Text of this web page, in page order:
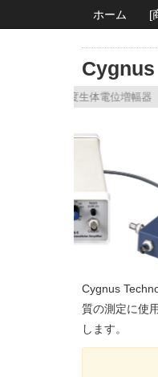
ホーム [
Cygnus
高感度生体電位増幅器
Cygnus
質の測定に使
します。